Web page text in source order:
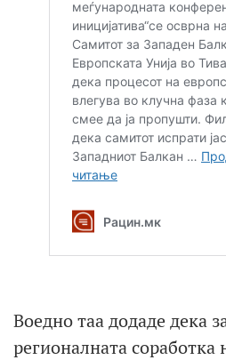
Воедно таа додаде дека
регионалната соработка